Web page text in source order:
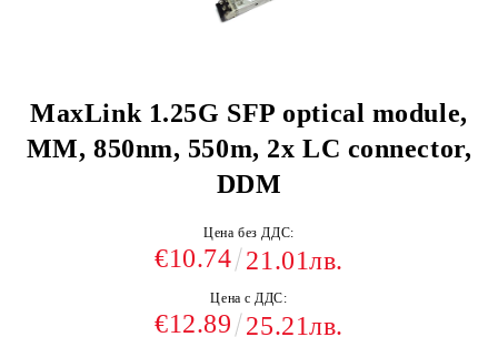
MaxLink 1.25G SFP optical module,
MM, 850nm, 550m, 2x LC connector,
DDM
Цена без ДДС:
€10.74 21.01лв.
Цена с ДДС:
€12.89 25.21лв.